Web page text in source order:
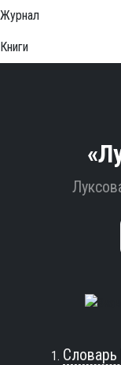
Журнал
Книги
Словарь